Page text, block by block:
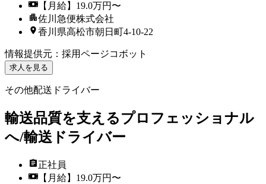
【月給】19.0万円〜
佐川急便株式会社
香川県高松市朝日町4-10-22
情報提供元 ： 採用ページコボット
求人を見る
その他配送ドライバー
輸送品質を支えるプロフェッショナル
へ/輸送ドライバー
正社員
【月給】19.0万円〜